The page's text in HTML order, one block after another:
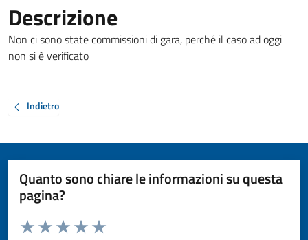
Descrizione
Non ci sono state commissioni di gara, perché il caso ad oggi
non si è verificato
Indietro
Quanto sono chiare le informazioni su questa
pagina?
Valuta da 1 a 5 stelle la pagina